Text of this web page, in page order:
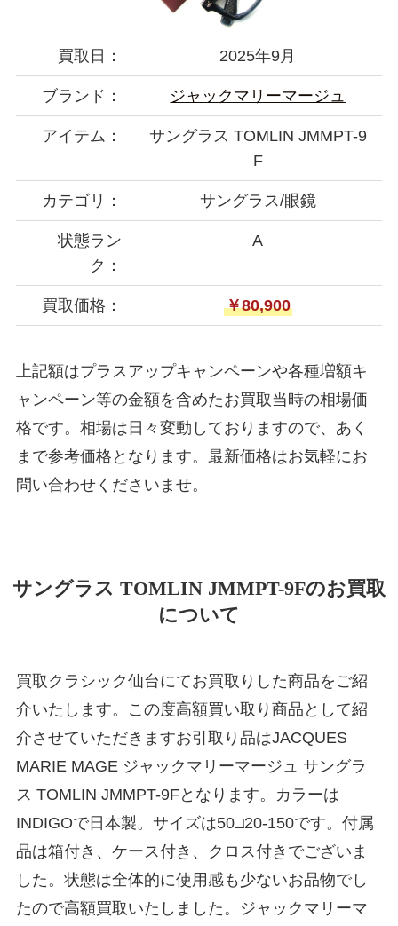
買取日： 2025年9月
ブランド： ジャックマリーマージュ
アイテム：
サングラス TOMLIN JMMPT-9
F
カテゴリ： サングラス/眼鏡
状態ラン
ク：
A
買取価格： ￥80,900
上記額はプラスアップキャンペーンや各種増額キ
ャンペーン等の金額を含めたお買取当時の相場価
格です。相場は日々変動しておりますので、あく
まで参考価格となります。最新価格はお気軽にお
問い合わせくださいませ。
サングラス TOMLIN JMMPT-9Fのお買取
について
買取クラシック仙台にてお買取りした商品をご紹
介いたします。この度高額買い取り商品として紹
介させていただきますお引取り品はJACQUES
MARIE MAGE ジャックマリーマージュ サングラ
ス TOMLIN JMMPT-9Fとなります。カラーは
INDIGOで日本製。サイズは50□20-150です。付属
品は箱付き、ケース付き、クロス付きでございま
した。状態は全体的に使用感も少ないお品物でし
たので高額買取いたしました。ジャックマリーマ